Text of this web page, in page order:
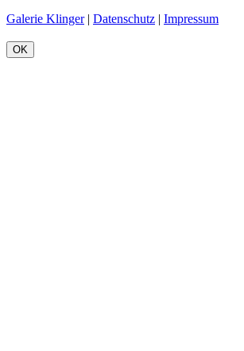
Galerie Klinger| Datenschutz | Impressum
OK